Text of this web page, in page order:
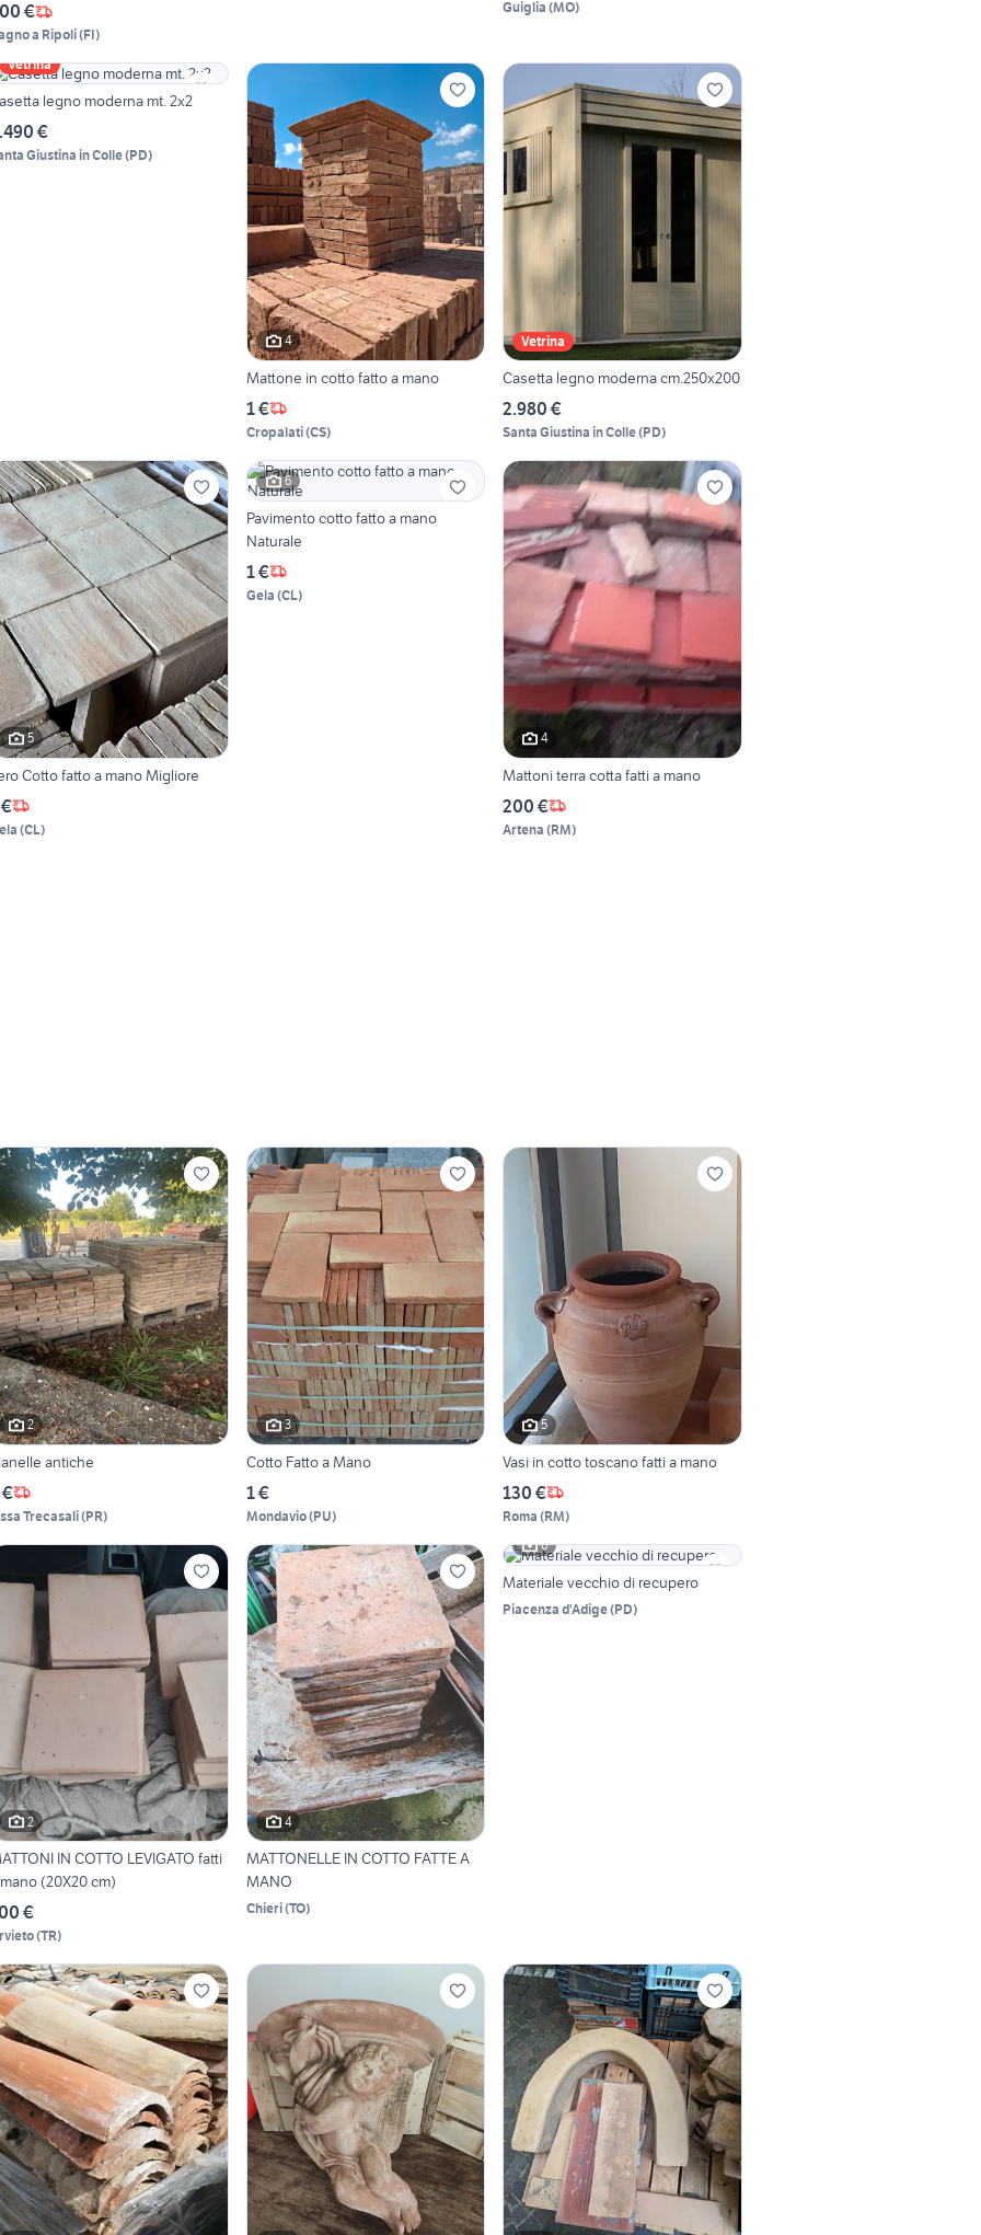
€
a Ripoli(FI)
Guiglia (MO)
Vetrina
legno moderna mt. 2x2
€
Giustina in Colle(PD)
4
Mattone in cotto fatto a mano
1 €
Cropalati(CS)
Vetrina
Casetta legno moderna cm.250x200
2.980 €
Santa Giustina in Colle(PD)
5
Cotto fatto a mano Migliore
(CL)
6
Pavimento cotto fatto a mano
Naturale
1 €
Gela (CL)
4
Mattoni terra cotta fatti a mano
200 €
Artena (RM)
2
antiche
Trecasali(PR)
3
Cotto Fatto a Mano
1 €
Mondavio(PU)
5
Vasi in cotto toscano fatti a mano
130 €
Roma (RM)
2
IN COTTO LEVIGATO fatti
(20X20 cm)
€
(TR)
4
MATTONELLE IN COTTO FATTE A
MANO
Chieri(TO)
6
Materiale vecchio di recupero
Piacenza d'Adige(PD)